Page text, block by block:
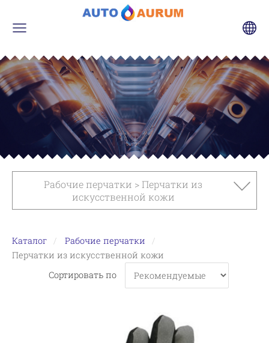
Рабочие перчатки > Перчатки из
искусственной кожи
Каталог
Рабочие перчатки
Перчатки из искусственной кожи
Сортировать по